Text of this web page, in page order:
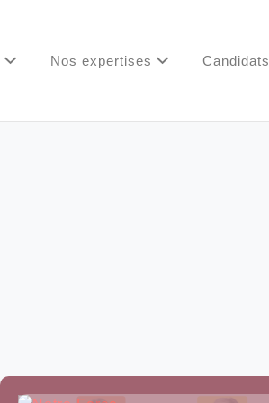
Nos expertises Candidats